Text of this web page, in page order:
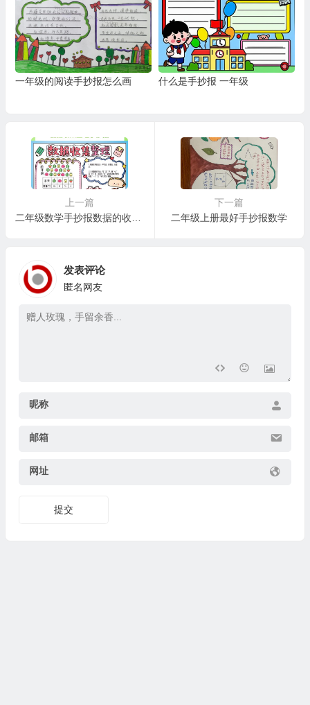
一年级的阅读手抄报怎么画 什么是手抄报 一年级
上一篇
二年级数学手抄报数据的收集和整理
下一篇
二年级上册最好手抄报数学
发表评论
匿名网友
昵称
邮箱
网址
提交